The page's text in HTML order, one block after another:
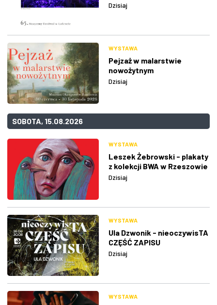
Dzisiaj
WYSTAWA
Pejzaż w malarstwie
nowożytnym
Dzisiaj
SOBOTA, 15.08.2026
WYSTAWA
Leszek Żebrowski - plakaty
z kolekcji BWA w Rzeszowie
Dzisiaj
WYSTAWA
Ula Dzwonik - nieoczywisTA
CZĘŚĆ ZAPISU
Dzisiaj
WYSTAWA